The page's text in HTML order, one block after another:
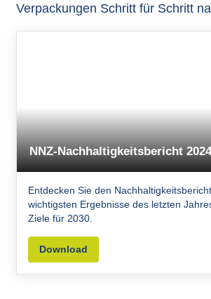
Verpackungen Schritt für Schritt
NNZ-Nachhaltigkeitsbericht
Entdecken Sie den
wichtigsten Ergebnisse des letzten
Ziele für 2030.
Download